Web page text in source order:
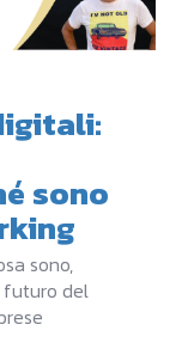
sono
sono,
futuro del